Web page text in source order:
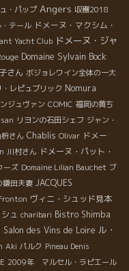
・パップ Angers 収穫2018
テール ドメーヌ・マクシム・
Yacht Club ドメーヌ・ジャ
Domaine Sylvain Bock
さん ボジョレワイン全体の一大
・レピュブリック Nomura
ジュヴァン COMIC 福岡の黄ち
リヨンの石田シェフ ジャン・
さん Chablis Olivar ドメー
川村さん ドメーヌ・パット・
ーズ Domaine Lilian Bauchet ブ
鎌田夫妻 JACQUES
ヴィニ・シュッド見本
ュ charibari Bistro Shimba
Salon des Vins de Loire ル・
Aki パルク Pineau Denis
2009年 マルセル・ラピエール